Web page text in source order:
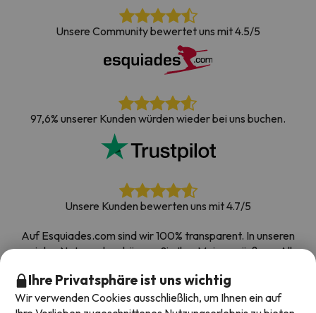
Unsere Community bewertet uns mit 4.5/5
97,6% unserer Kunden würden wieder bei uns buchen.
Unsere Kunden bewerten uns mit 4.7/5
Auf Esquiades.com sind wir 100% transparent. In unseren
sozialen Netzwerken können Sie Ihre Meinung äußern. Alle
stammen von echten Kunden.
Ihre Privatsphäre ist uns wichtig
Wir verwenden Cookies ausschließlich, um Ihnen ein auf